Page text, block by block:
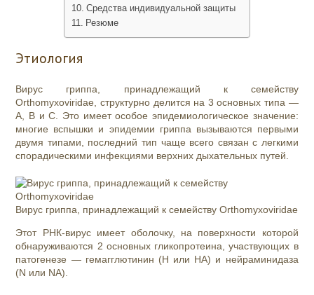
Средства индивидуальной защиты
Резюме
Этиология
Вирус гриппа, принадлежащий к семейству
Orthomyxoviridae , структурно делится на 3 основных типа —
A, B и C. Это имеет особое эпидемиологическое значение:
многие вспышки и эпидемии гриппа вызываются первыми
двумя типами, последний тип чаще всего связан с легкими
спорадическими инфекциями верхних дыхательных путей.
Вирус гриппа, принадлежащий к семейству Orthomyxoviridae
Этот РНК-вирус имеет оболочку, на поверхности которой
обнаруживаются 2 основных гликопротеина, участвующих в
патогенезе — гемагглютинин (H или HA) и нейраминидаза
(N или NA).